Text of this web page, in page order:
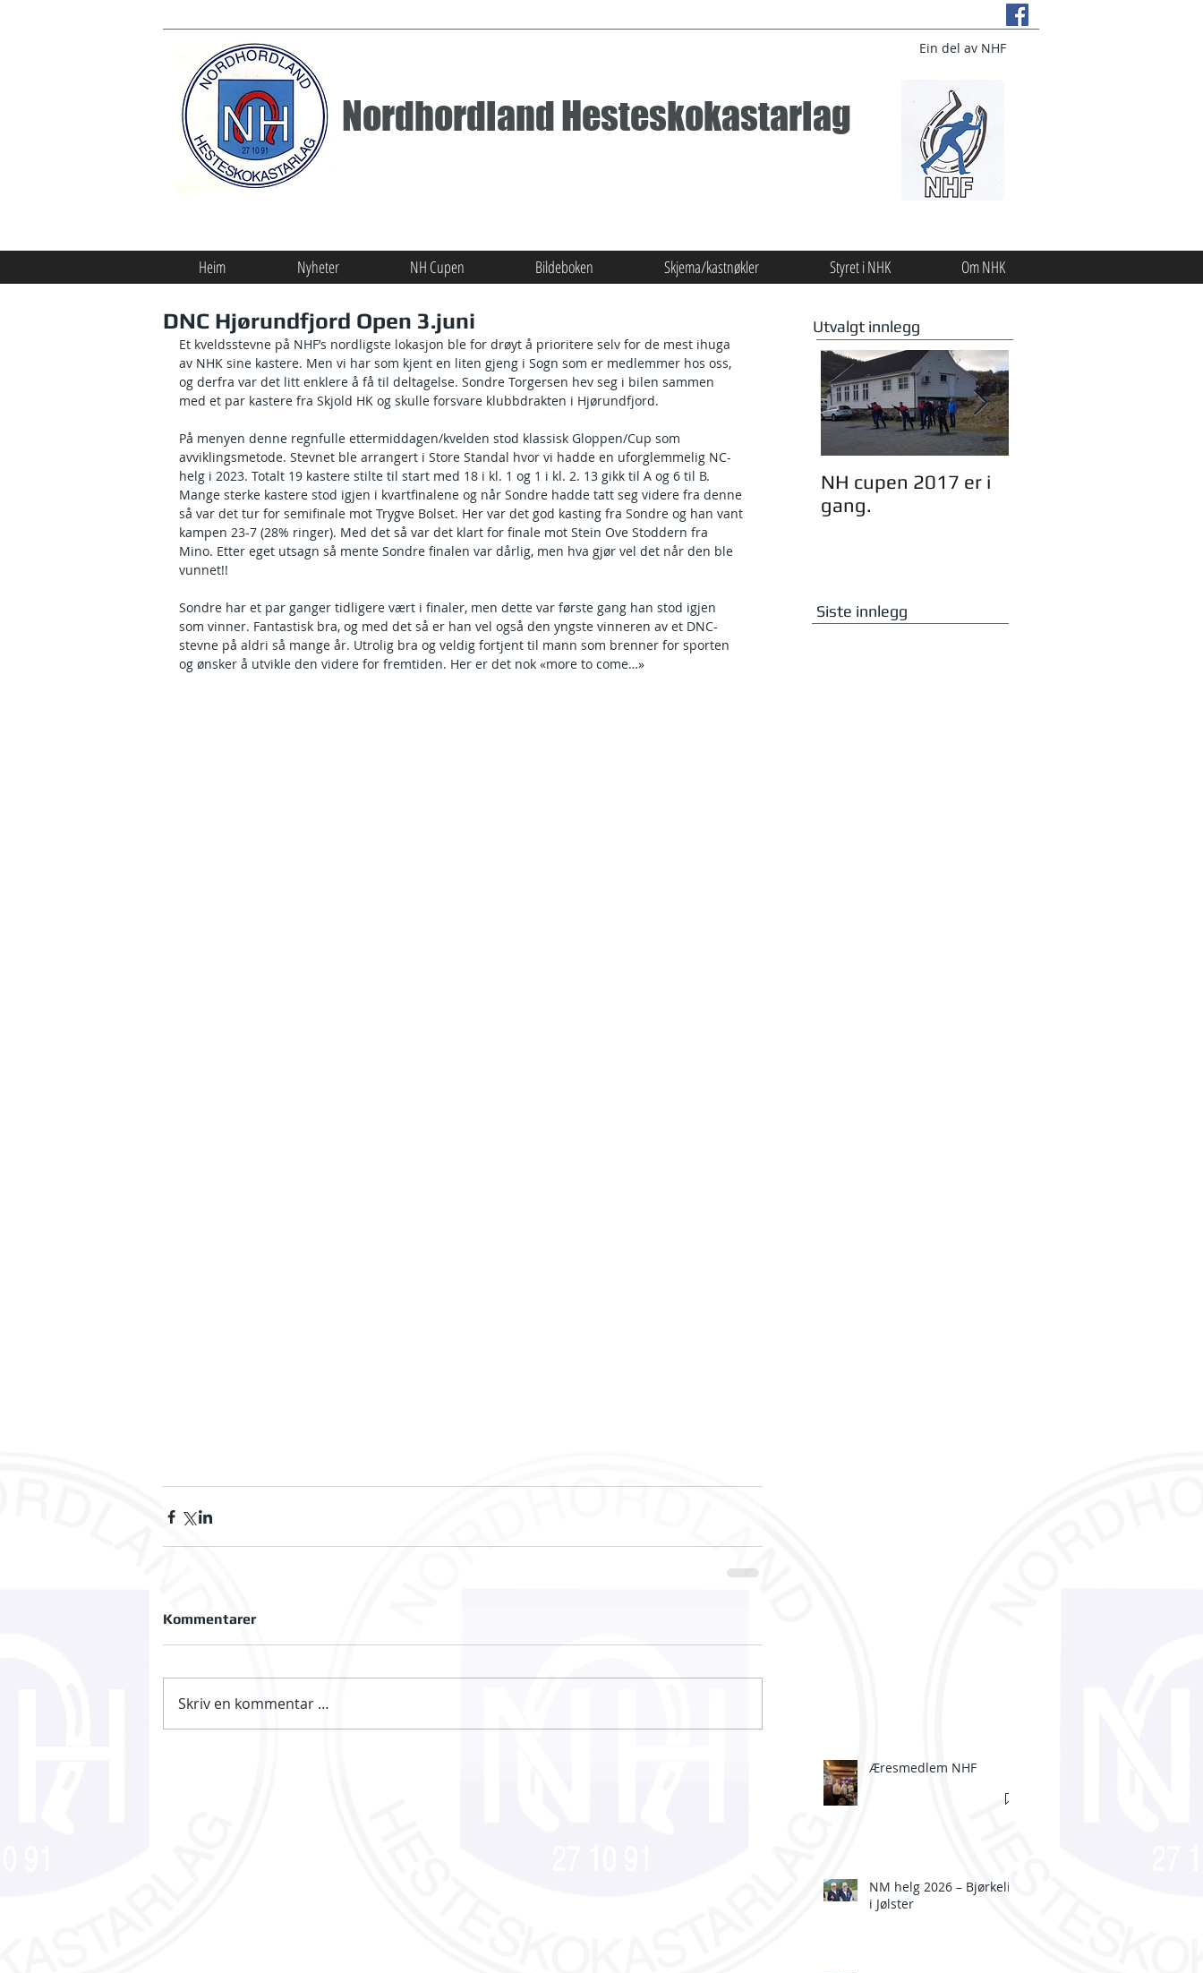
Nordhordland Hesteskokastarlag
Ein del av NHF
Heim Nyheter NH Cupen Bildeboken Skjema/kastnøkler Styret i NHK Om NHK
DNC Hjørundfjord Open 3.juni
Et kveldsstevne på NHF’s nordligste lokasjon ble for drøyt å prioritere selv for de mest ihuga
av NHK sine kastere. Men vi har som kjent en liten gjeng i Sogn som er medlemmer hos oss,
og derfra var det litt enklere å få til deltagelse. Sondre Torgersen hev seg i bilen sammen
med et par kastere fra Skjold HK og skulle forsvare klubbdrakten i Hjørundfjord.
På menyen denne regnfulle ettermiddagen/kvelden stod klassisk Gloppen/Cup som
avviklingsmetode. Stevnet ble arrangert i Store Standal hvor vi hadde en uforglemmelig NC-
helg i 2023. Totalt 19 kastere stilte til start med 18 i kl. 1 og 1 i kl. 2. 13 gikk til A og 6 til B.
Mange sterke kastere stod igjen i kvartfinalene og når Sondre hadde tatt seg videre fra denne
så var det tur for semifinale mot Trygve Bolset. Her var det god kasting fra Sondre og han vant
kampen 23-7 (28% ringer). Med det så var det klart for finale mot Stein Ove Stoddern fra
Mino. Etter eget utsagn så mente Sondre finalen var dårlig, men hva gjør vel det når den ble
vunnet!!
Sondre har et par ganger tidligere vært i finaler, men dette var første gang han stod igjen
som vinner. Fantastisk bra, og med det så er han vel også den yngste vinneren av et DNC-
stevne på aldri så mange år. Utrolig bra og veldig fortjent til mann som brenner for sporten
og ønsker å utvikle den videre for fremtiden. Her er det nok «more to come…»
Kommentarer
Skriv en kommentar …
Utvalgt innlegg
NH cupen 2017 er i
gang.
Siste innlegg
Æresmedlem NHF
NM helg 2026 – Bjørkelia
i Jølster